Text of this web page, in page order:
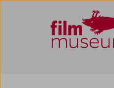
Zum Inhalt
Zum Hauptmenü
Zur Servicenavigation
Zum Suche